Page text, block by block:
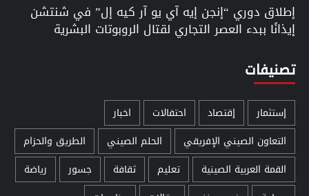
إطلاق دوري “إنجن إيه آي يو آر كيه إل” في شنتشن
إيذانًا ببدء العصر التجاري لقتال الروبوتات البشرية
تصنيفات
إستثمار إقتصاد احتفالات
اخبار
التعاون الصيني الإفريقي
الحلم الصيني
الطريق والحزام
القمة العربية الصينية
تعليم ثقافة جسور
رياضة